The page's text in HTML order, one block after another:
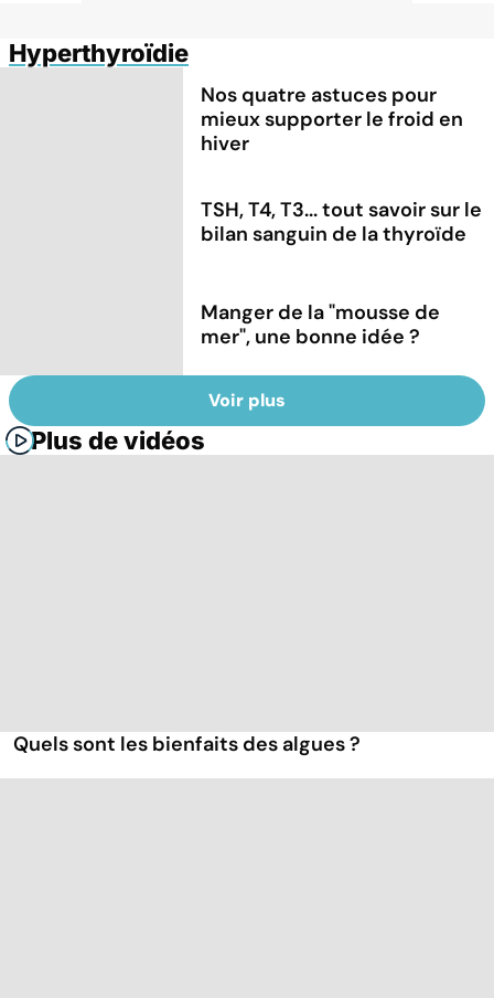
Hyperthyroïdie
Nos quatre astuces pour
mieux supporter le froid en
hiver
TSH, T4, T3... tout savoir sur le
bilan sanguin de la thyroïde
Manger de la "mousse de
mer", une bonne idée ?
Voir plus
Plus de vidéos
Quels sont les bienfaits des algues ?